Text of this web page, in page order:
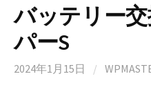
バッテリー
パーS
2024年1月15日 /